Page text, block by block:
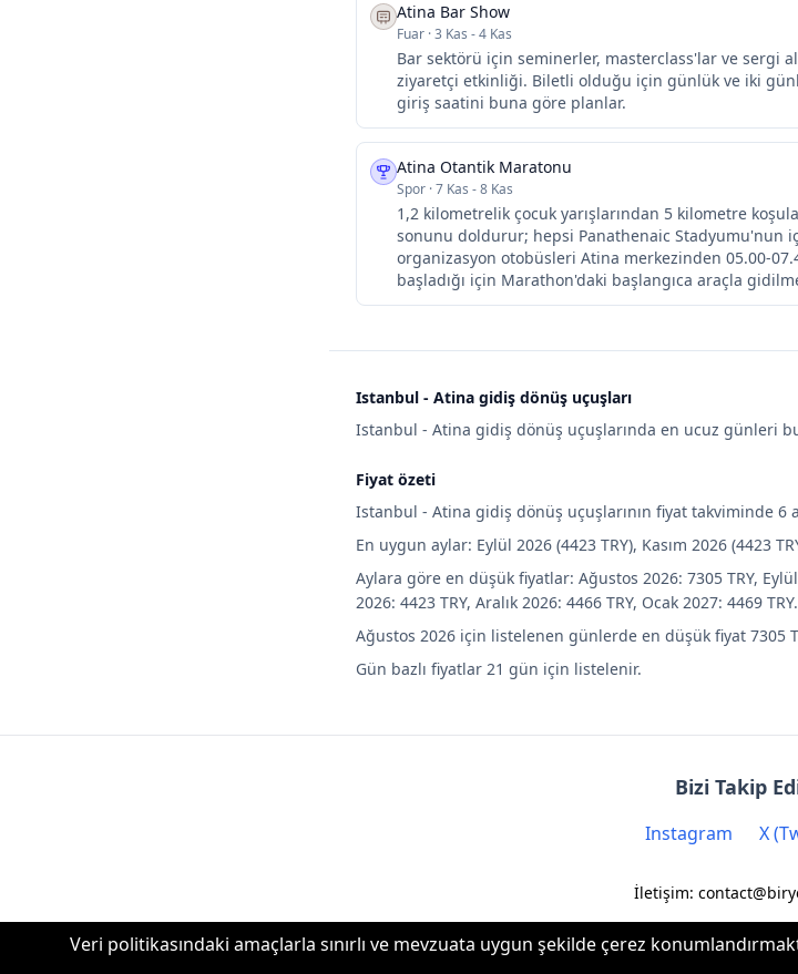
Veri politikasındaki amaçlarla sınırlı ve mevzuata uygun şekilde çerez
Atina Bar Show
Fuar ·3 Kas - 4 Kas
Bar sektörü için seminerler, masterclass'lar ve sergi
ziyaretçi etkinliği. Biletli olduğu için günlük ve iki
giriş saatini buna göre planlar.
Atina Otantik Maratonu
Spor ·7 Kas - 8 Kas
1,2 kilometrelik çocuk yarışlarından 5 kilometre
sonunu doldurur; hepsi Panathenaic Stadyumu'nun
organizasyon otobüsleri Atina merkezinden 05.00-
başladığı için Marathon'daki başlangıca araçla
Istanbul - Atina gidiş dönüş uçuşları
Istanbul - Atina gidiş dönüş uçuşlarında en ucuz günleri
Fiyat özeti
Istanbul - Atina gidiş dönüş uçuşlarının fiyat takviminde 6
En uygun aylar: Eylül 2026 (4423 TRY), Kasım 2026 (4423
Aylara göre en düşük fiyatlar: Ağustos 2026: 7305 TRY, Eylül
2026: 4423 TRY, Aralık 2026: 4466 TRY, Ocak 2027: 4469 TRY.
Ağustos 2026 için listelenen günlerde en düşük fiyat 7305
Gün bazlı fiyatlar 21 gün için listelenir.
Bizi Takip
Instagram X
İletişim: